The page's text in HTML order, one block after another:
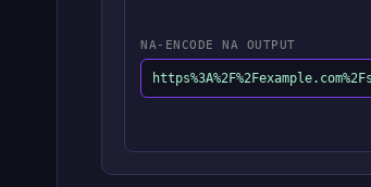
NA-ENCODE NA OUTPUT